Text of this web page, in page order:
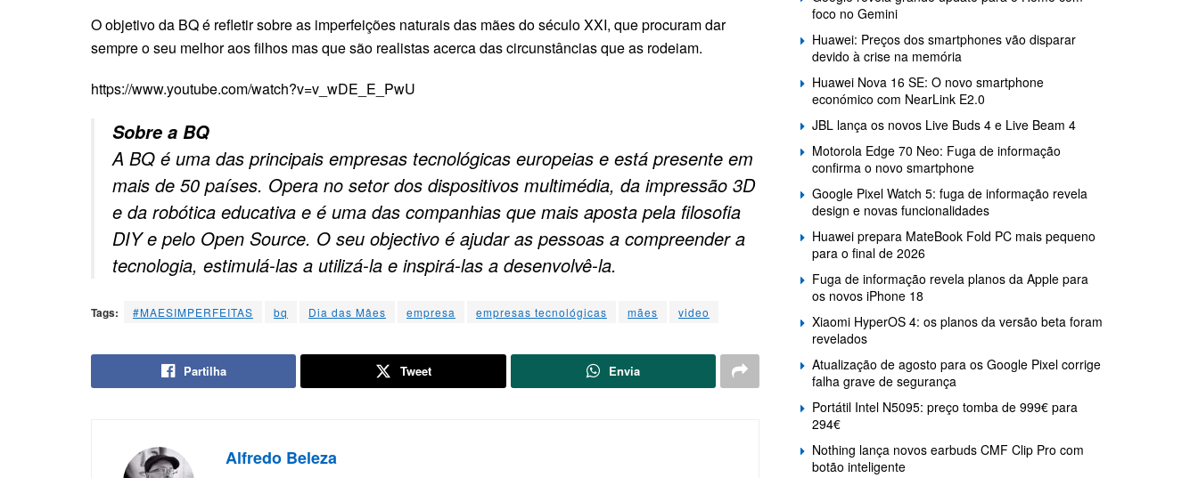
O objetivo da BQ é refletir sobre as imperfeições naturais das mães do século XXI, que procuram dar
sempre o seu melhor aos filhos mas que são realistas acerca das circunstâncias que as rodeiam.
https://www.youtube.com/watch?v=v_wDE_E_PwU
Sobre a BQ
A BQ é uma das principais empresas tecnológicas europeias e está presente em
mais de 50 países. Opera no setor dos dispositivos multimédia, da impressão 3D
e da robótica educativa e é uma das companhias que mais aposta pela filosofia
DIY e pelo Open Source. O seu objectivo é ajudar as pessoas a compreender a
tecnologia, estimulá-las a utilizá-la e inspirá-las a desenvolvê-la.
Tags: #MAESIMPERFEITAS bq Dia das Mâes empresa empresas tecnológicas mães video
Partilha Tweet Envia
Alfredo Beleza
foco no Gemini
Huawei: Preços dos smartphones vão disparar
devido à crise na memória
Huawei Nova 16 SE: O novo smartphone
económico com NearLink E2.0
JBL lança os novos Live Buds 4 e Live Beam 4
Motorola Edge 70 Neo: Fuga de informação
confirma o novo smartphone
Google Pixel Watch 5: fuga de informação revela
design e novas funcionalidades
Huawei prepara MateBook Fold PC mais pequeno
para o final de 2026
Fuga de informação revela planos da Apple para
os novos iPhone 18
Xiaomi HyperOS 4: os planos da versão beta foram
revelados
Atualização de agosto para os Google Pixel corrige
falha grave de segurança
Portátil Intel N5095: preço tomba de 999€ para
294€
Nothing lança novos earbuds CMF Clip Pro com
botão inteligente